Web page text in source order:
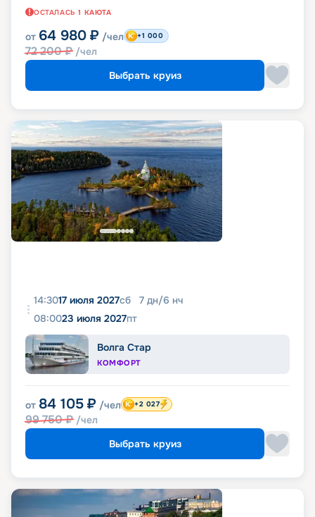
ОСТАЛАСЬ 1 КАЮТА
от 64 980 ₽ /чел
72 200₽ /чел
+1 000
Выбрать круиз
14:3017 июля 2027сб 7 дн/6 нч
08:0023 июля 2027пт
Волга Стар
КОМФОРТ
от 84 105 ₽ /чел
99 750₽ /чел
+2 027
Выбрать круиз